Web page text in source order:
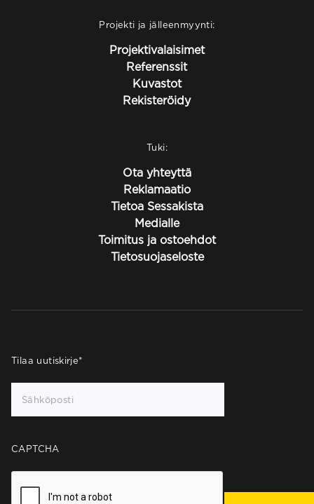
Projekti ja jälleenmyynti:
Projektivalaisimet
Referenssit
Kuvastot
Rekisteröidy
Tuki:
Ota yhteyttä
Reklamaatio
Tietoa Sessakista
Medialle
Toimitus ja ostoehdot
Tietosuojaseloste
Tilaa uutiskirje*
CAPTCHA